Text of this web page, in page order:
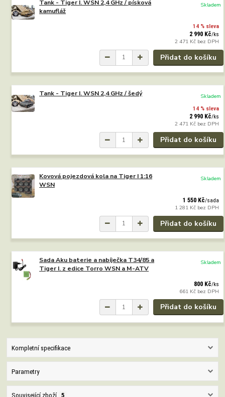
Tank - Tiger I. WSN 2,4 GHz / písková
kamufláž
14 % sleva
2 990 Kč/ks
2 471 Kč bez DPH
Skladem
Přidat do košíku
Tank - Tiger I. WSN 2,4 GHz / šedý
14 % sleva
2 990 Kč/ks
2 471 Kč bez DPH
Skladem
Přidat do košíku
Kovová pojezdová kola na Tiger I 1:16
WSN
1 550 Kč/sada
1 281 Kč bez DPH
Skladem
Přidat do košíku
Sada Aku baterie a nabíječka T34/85 a
Tiger I. z edice Torro WSN a M-ATV
800 Kč/ks
661 Kč bez DPH
Skladem
Přidat do košíku
Kompletní specifikace
Parametry
Související zboží 5